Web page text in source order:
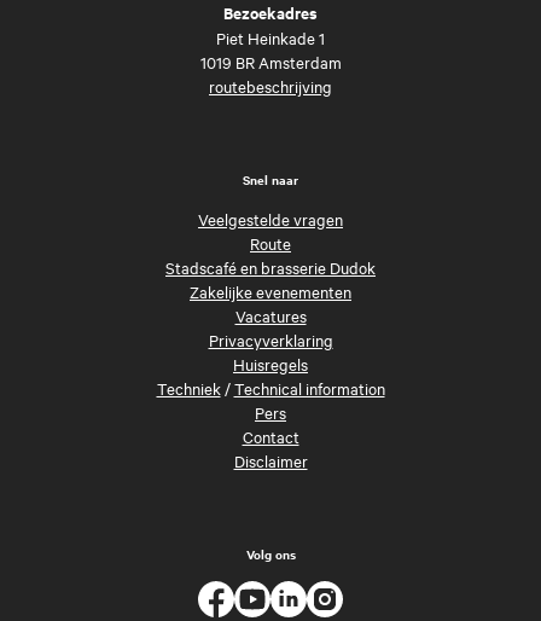
Bezoekadres
Piet Heinkade 1
1019 BR Amsterdam
routebeschrijving
Snel naar
Veelgestelde vragen
Route
Stadscafé en brasserie Dudok
Zakelijke evenementen
Vacatures
Privacyverklaring
Huisregels
Techniek/Technical information
Pers
Contact
Disclaimer
Volg ons